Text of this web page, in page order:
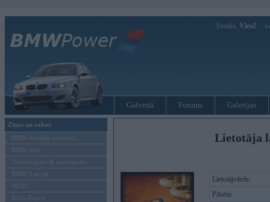
Sveiks, Viesi!
Galvenā Forums Galerijas
Ziņas un raksti
BMW modeļu jaunumi
BMW testi
Tehnoloģijas & sasniegumi
BMW Latvijā
MINI
Rolls-Royce
Lietotāja
Lietotājvārds:
Pilsēta: